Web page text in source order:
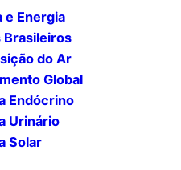
e Energia
Brasileiros
do Ar
Global
Endócrino
Urinário
Solar